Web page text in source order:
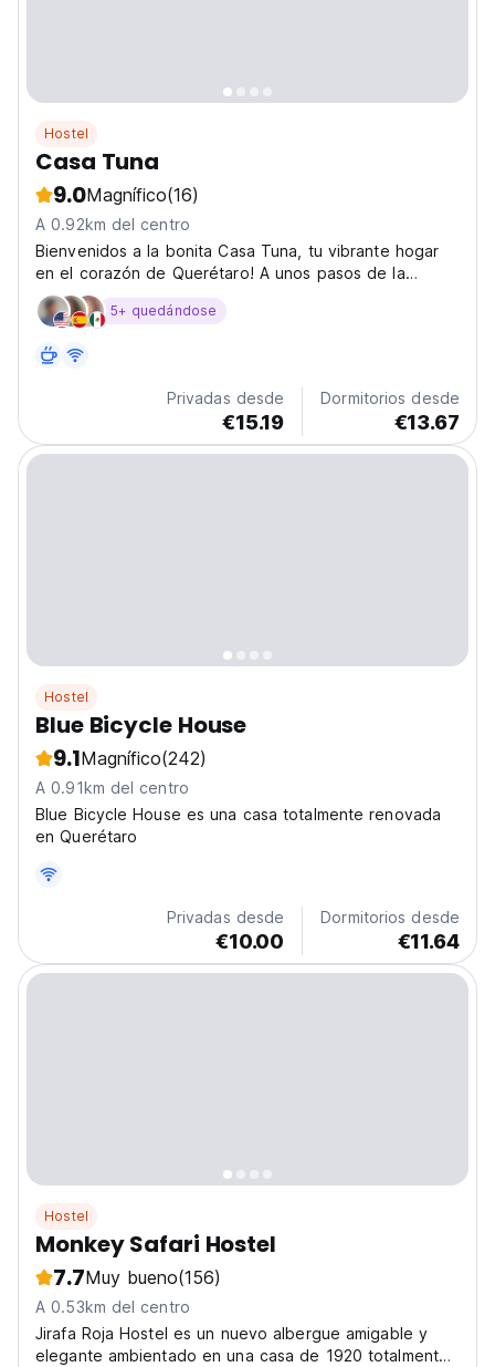
Hostel
Casa Tuna
9.0Magnífico(16)
A 0.92km del centro
Bienvenidos a la bonita Casa Tuna, tu vibrante hogar
en el corazón de Querétaro! A unos pasos de la
famosa iglesia de la Cruz, y de todo el centro
Histórico. Creada por viajeros y para viajeros, Casa
donde...
5+ quedándose
Privadas desde
€15.19
Dormitorios desde
€13.67
Hostel
Blue Bicycle House
9.1Magnífico(242)
A 0.91km del centro
Blue Bicycle House es una casa totalmente renovada
en Querétaro
Privadas desde
€10.00
Dormitorios desde
€11.64
Hostel
Monkey Safari Hostel
7.7Muy bueno(156)
A 0.53km del centro
Jirafa Roja Hostel es un nuevo albergue amigable y
elegante ambientado en una casa de 1920 totalmente